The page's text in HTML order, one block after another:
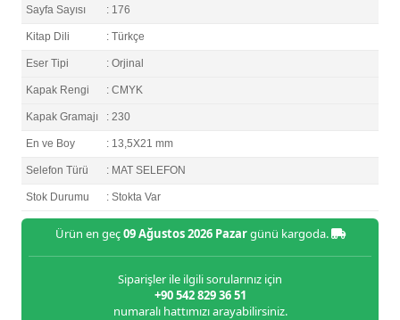
Sayfa Sayısı : 176
Kitap Dili : Türkçe
Eser Tipi : Orjinal
Kapak Rengi : CMYK
Kapak Gramajı : 230
En ve Boy : 13,5X21 mm
Selefon Türü : MAT SELEFON
Stok Durumu : Stokta Var
Ürün en geç09 Ağustos 2026 Pazargünü kargoda.
Siparişler ile ilgili sorularınız için
+90 542 829 36 51
numaralı hattımızı arayabilirsiniz.